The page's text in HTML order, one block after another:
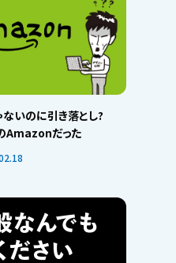
いのに引き落とし?
Amazonだった